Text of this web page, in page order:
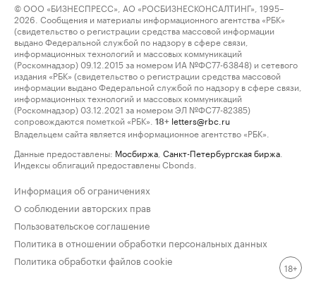
© ООО «БИЗНЕСПРЕСС», АО «РОСБИЗНЕСКОНСАЛТИНГ», 1995–
2026. Сообщения и материалы информационного агентства «РБК»
(свидетельство о регистрации средства массовой информации
выдано Федеральной службой по надзору в сфере связи,
информационных технологий и массовых коммуникаций
(Роскомнадзор) 09.12.2015 за номером ИА №ФС77-63848) и сетевого
издания «РБК» (свидетельство о регистрации средства массовой
информации выдано Федеральной службой по надзору в сфере связи,
информационных технологий и массовых коммуникаций
(Роскомнадзор) 03.12.2021 за номером ЭЛ №ФС77-82385)
сопровождаются пометкой «РБК».
18+ letters@rbc.ru
Владельцем сайта является информационное агентство «РБК».
Данные предоставлены: Мосбиржа Санкт-Петербургская биржа
Индексы облигаций предоставлены Cbonds.
Информация об ограничениях
О соблюдении авторских прав
Пользовательское соглашение
Политика в отношении обработки персональных данных
Политика обработки файлов cookie
18+